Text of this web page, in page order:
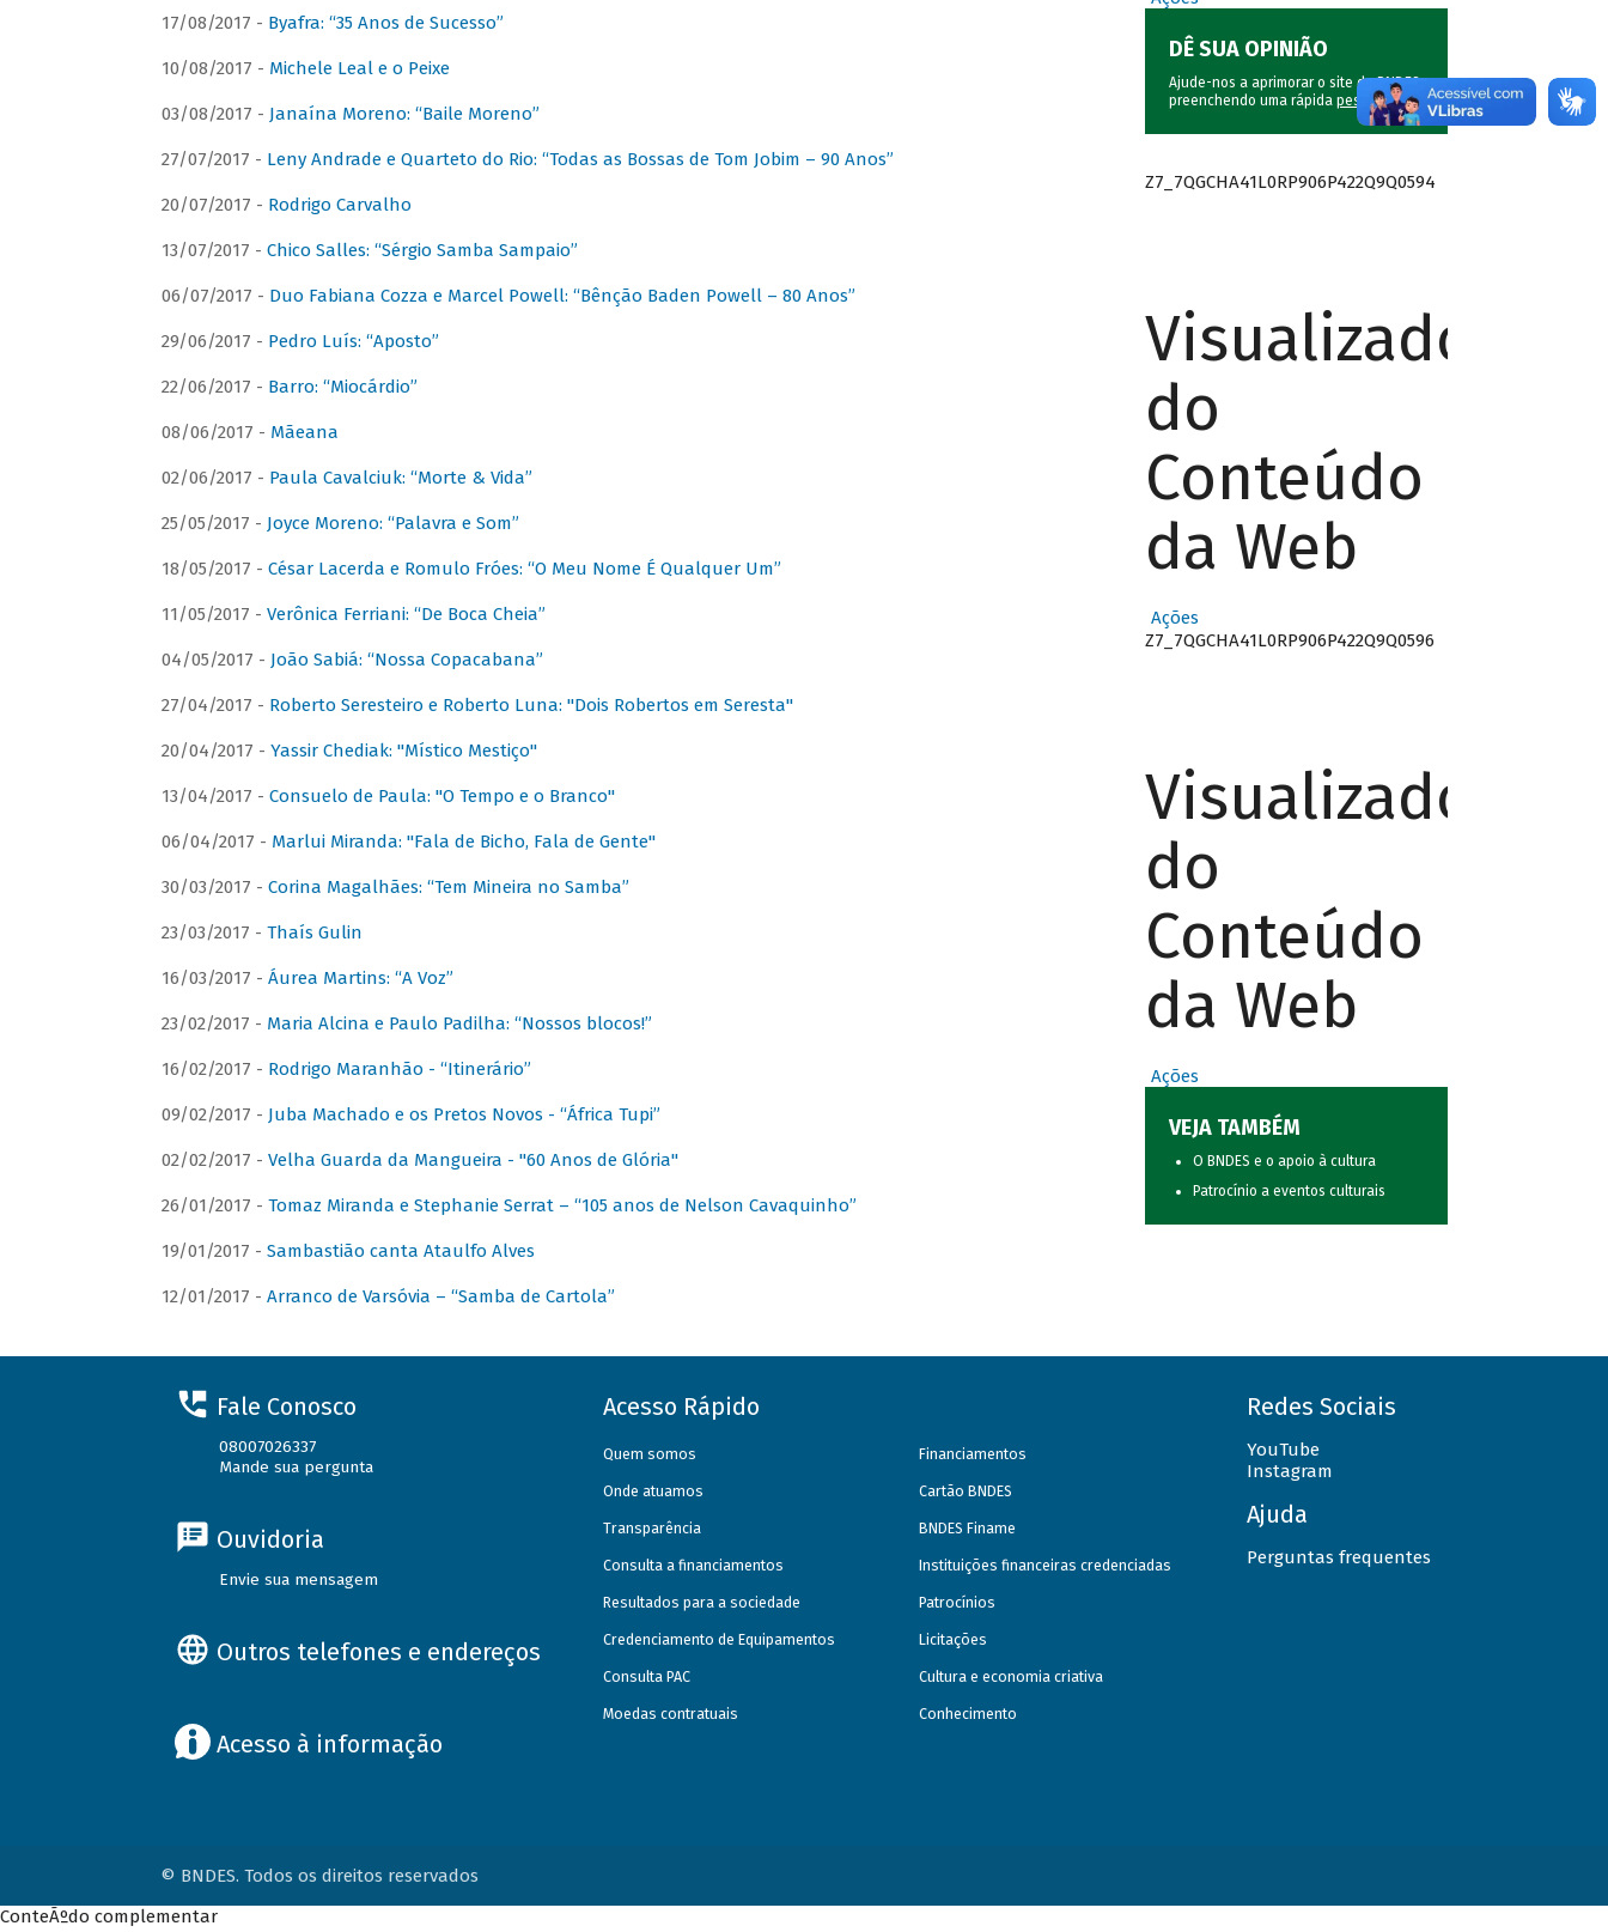
17/08/2017 - Byafra: “35 Anos de Sucesso”
10/08/2017 - Michele Leal e o Peixe
03/08/2017 - Janaína Moreno: “Baile Moreno”
27/07/2017 - Leny Andrade e Quarteto do Rio: “Todas as Bossas de Tom Jobim – 90 Anos”
20/07/2017 - Rodrigo Carvalho
13/07/2017 - Chico Salles: “Sérgio Samba Sampaio”
06/07/2017 - Duo Fabiana Cozza e Marcel Powell: “Bênção Baden Powell – 80 Anos”
29/06/2017 - Pedro Luís: “Aposto”
22/06/2017 - Barro: “Miocárdio”
08/06/2017 - Mãeana
02/06/2017 - Paula Cavalciuk: “Morte & Vida”
25/05/2017 - Joyce Moreno: “Palavra e Som”
18/05/2017 - César Lacerda e Romulo Fróes: “O Meu Nome É Qualquer Um”
11/05/2017 - Verônica Ferriani: “De Boca Cheia”
04/05/2017 - João Sabiá: “Nossa Copacabana”
27/04/2017 - Roberto Seresteiro e Roberto Luna: "Dois Robertos em Seresta"
20/04/2017 - Yassir Chediak: "Místico Mestiço"
13/04/2017 - Consuelo de Paula: "O Tempo e o Branco"
06/04/2017 - Marlui Miranda: "Fala de Bicho, Fala de Gente"
30/03/2017 - Corina Magalhães: “Tem Mineira no Samba”
23/03/2017 - Thaís Gulin
16/03/2017 - Áurea Martins: “A Voz”
23/02/2017 - Maria Alcina e Paulo Padilha: “Nossos blocos!”
16/02/2017 - Rodrigo Maranhão - “Itinerário”
09/02/2017 - Juba Machado e os Pretos Novos - “África Tupi”
02/02/2017 - Velha Guarda da Mangueira - "60 Anos de Glória"
26/01/2017 - Tomaz Miranda e Stephanie Serrat – “105 anos de Nelson Cavaquinho”
19/01/2017 - Sambastião canta Ataulfo Alves
12/01/2017 - Arranco de Varsóvia – “Samba de Cartola”
DÊ SUA OPINIÃO
Ajude-nos a aprimorar o site do BNDES
preenchendo uma rápida pesquisa.
Z7_7QGCHA41L0RP906P422Q9Q0594
Visualizador
do
Conteúdo
da Web
Ações
Z7_7QGCHA41L0RP906P422Q9Q0596
Visualizador
do
Conteúdo
da Web
Ações
VEJA TAMBÉM
O BNDES e o apoio à cultura
Patrocínio a eventos culturais
Fale Conosco
08007026337
Mande sua pergunta
Ouvidoria
Envie sua mensagem
Outros telefones e endereços
Acesso à informação
Acesso Rápido
Quem somos
Onde atuamos
Transparência
Consulta a financiamentos
Resultados para a sociedade
Credenciamento de Equipamentos
Consulta PAC
Moedas contratuais
Financiamentos
Cartão BNDES
BNDES Finame
Instituições financeiras credenciadas
Patrocínios
Licitações
Cultura e economia criativa
Conhecimento
Redes Sociais
YouTube
Instagram
Ajuda
Perguntas frequentes
© BNDES. Todos os direitos reservados
ConteÃºdo complementar